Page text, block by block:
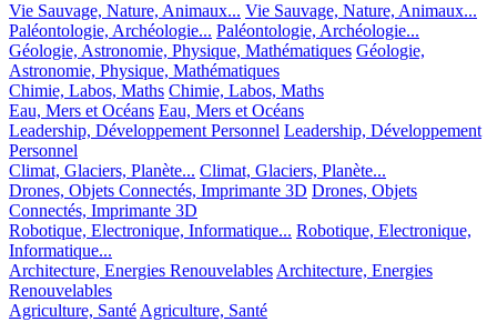
Vie Sauvage, Nature, Animaux... Vie Sauvage, Nature, Animaux...
Paléontologie, Archéologie... Paléontologie, Archéologie...
Géologie, Astronomie, Physique, Mathématiques Géologie,
Astronomie, Physique, Mathématiques
Chimie, Labos, Maths Chimie, Labos, Maths
Eau, Mers et Océans Eau, Mers et Océans
Leadership, Développement Personnel Leadership, Développement
Personnel
Climat, Glaciers, Planète... Climat, Glaciers, Planète...
Drones, Objets Connectés, Imprimante 3D Drones, Objets
Connectés, Imprimante 3D
Robotique, Electronique, Informatique... Robotique, Electronique,
Informatique...
Architecture, Energies RenouvelablesArchitecture, Energies
Renouvelables
Agriculture, SantéAgriculture, Santé